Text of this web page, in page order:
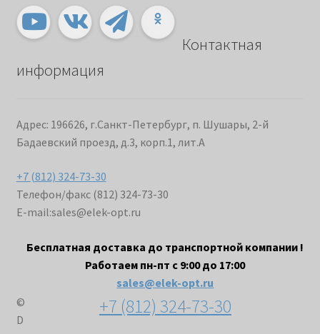
Контактная
информация
Адрес: 196626, г.Санкт-Петербург, п. Шушары, 2-й
Бадаевский проезд, д.3, корп.1, лит.А
+7 (812) 324-73-30
Телефон/факс (812) 324-73-30
E-mail:sales@elek-opt.ru
Бесплатная доставка до транспортной компании !
Работаем пн-пт с 9:00 до 17:00
sales@elek-opt.ru
+7 (812) 324-73-30
©
D